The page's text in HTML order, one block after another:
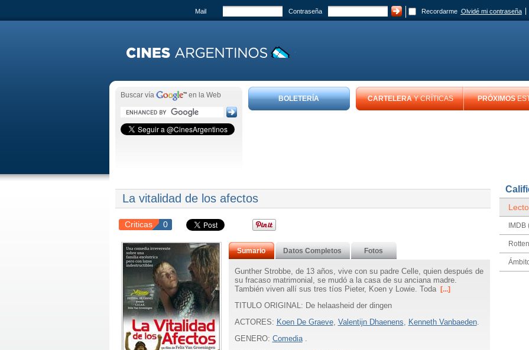
Mail Contraseña Recordarme Olvidé mi contraseña
Buscar vía en la Web BOLETERÍA CARTELERAY CRÍTICAS PRÓXIMOS
La vitalidad de los afectos
Criticas 0
Sumario Datos Completos Fotos
Gunther Strobbe, de 13 años, vive con su padre Celle, quien después de
su fracaso matrimonial, se mudó a la casa de su anciana madre.
También viven allí sus tres tíos Pieter, Koen y Lowie. Toda
[...]
TITULO ORIGINAL: De helaasheid der dingen
ACTORES: Koen De Graeve, Valentijn Dhaenens, Kenneth Vanbaeden.
GENERO: Comedia.